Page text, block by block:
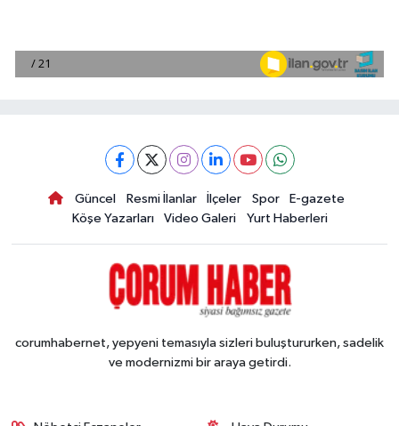
Güncel Resmi İlanlar İlçeler Spor
E-gazete
Köşe Yazarları
Video Galeri Yurt Haberleri
corumhabernet, yepyeni temasıyla sizleri buluştururken, sadelik
ve modernizmi bir araya getirdi.